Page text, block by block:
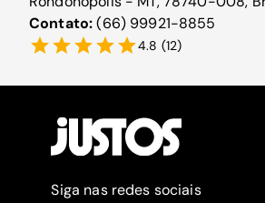
Contato:(66) 99921-8855
4.8 (12)
Siga nas redes sociais